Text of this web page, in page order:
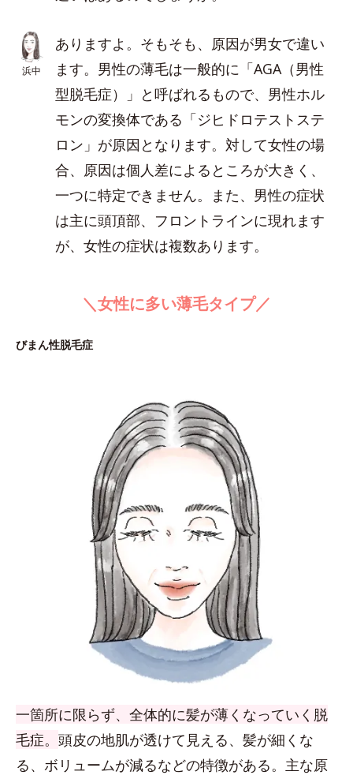
浜中
ありますよ。そもそも、原因が男女で違い
ます。男性の薄毛は一般的に「AGA（男性
型脱毛症）」と呼ばれるもので、男性ホル
モンの変換体である「ジヒドロテストステ
ロン」が原因となります。対して女性の場
合、原因は個人差によるところが大きく、
一つに特定できません。また、男性の症状
は主に頭頂部、フロントラインに現れます
が、女性の症状は複数あります。
＼女性に多い薄毛タイプ／
びまん性脱毛症
一箇所に限らず、全体的に髪が薄くなっていく脱
毛症。 頭皮の地肌が透けて見える、髪が細くな
る、ボリュームが減るなどの特徴がある。主な原